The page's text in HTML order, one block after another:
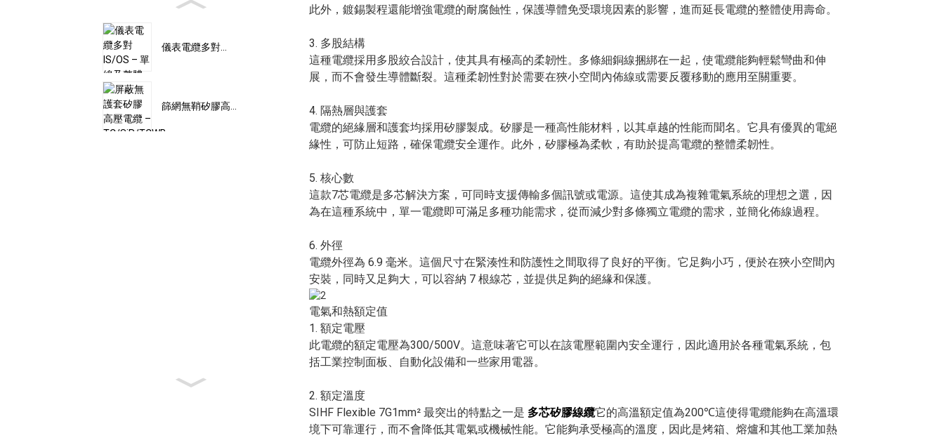
儀表電纜多對...
篩網無鞘矽膠高...
此外，鍍錫製程還能增強電纜的耐腐蝕性，保護導體免受環境因素的影響，進而延長電纜的整體使用壽命。
3. 多股結構
這種電纜採用多股絞合設計，使其具有極高的柔韌性。多條細銅線捆綁在一起，使電纜能夠輕鬆彎曲和伸
展，而不會發生導體斷裂。這種柔韌性對於需要在狹小空間內佈線或需要反覆移動的應用至關重要。
4. 隔熱層與護套
電纜的絕緣層和護套均採用矽膠製成。矽膠是一種高性能材料，以其卓越的性能而聞名。它具有優異的電絕
緣性，可防止短路，確保電纜安全運作。此外，矽膠極為柔軟，有助於提高電纜的整體柔韌性。
5. 核心數
這款7芯電纜是多芯解決方案，可同時支援傳輸多個訊號或電源。這使其成為複雜電氣系統的理想之選，因
為在這種系統中，單一電纜即可滿足多種功能需求，從而減少對多條獨立電纜的需求，並簡化佈線過程。
6. 外徑
電纜外徑為 6.9 毫米。這個尺寸在緊湊性和防護性之間取得了良好的平衡。它足夠小巧，便於在狹小空間內
安裝，同時又足夠大，可以容納 7 根線芯，並提供足夠的絕緣和保護。
電氣和熱額定值
1. 額定電壓
此電纜的額定電壓為300/500V。這意味著它可以在該電壓範圍內安全運行，因此適用於各種電氣系統，包
括工業控制面板、自動化設備和一些家用電器。
2. 額定溫度
SIHF Flexible 7G1mm² 最突出的特點之一是 多芯矽膠線纜它的高溫額定值為200℃這使得電纜能夠在高溫環
境下可靠運行，而不會降低其電氣或機械性能。它能夠承受極高的溫度，因此是烤箱、熔爐和其他工業加熱